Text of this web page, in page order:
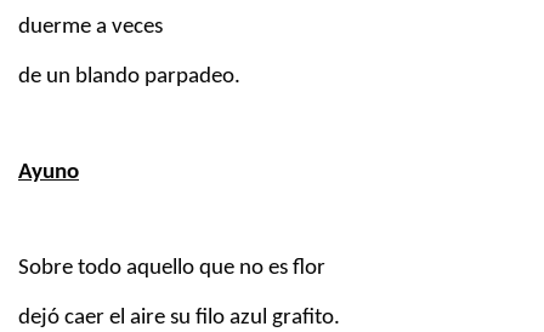
duerme a veces
de un blando parpadeo.
Ayuno
Sobre todo aquello que no es flor
dejó caer el aire su filo azul grafito.